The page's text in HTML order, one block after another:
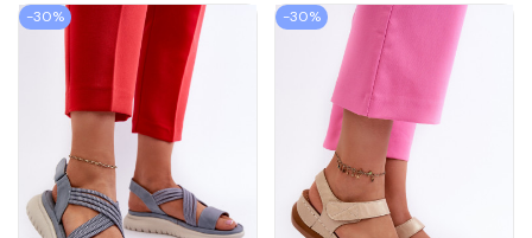
-30% -30%